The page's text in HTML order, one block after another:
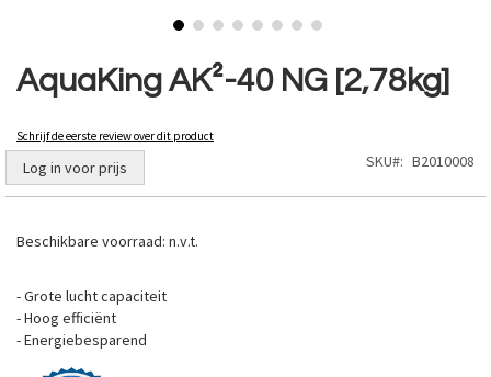
AquaKing AK²-40 NG [2,78kg]
Schrijf de eerste review over dit product
Log in voor prijs SKU B2010008
Beschikbare voorraad: n.v.t.
- Grote lucht capaciteit
- Hoog efficiënt
- Energiebesparend
naar
het
van
afbeeldingen-
gallerij